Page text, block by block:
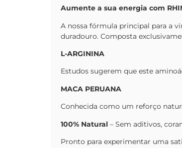
Aumente a sua energia com
A nossa fórmula principal para a
duradouro. Composta
L-ARGININA
Estudos sugerem que este
MACA PERUANA
Conhecida como um reforço
100% Natural – Sem aditivos,
Pronto para experimentar uma